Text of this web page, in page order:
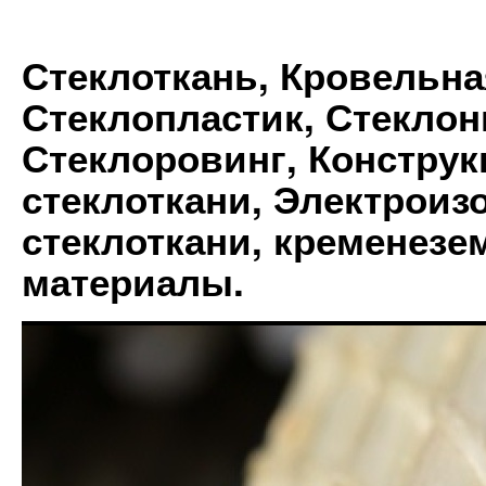
Стеклоткань,
Стеклопластик,
Стеклоровинг,
стеклоткани,
стеклоткани,
материалы.